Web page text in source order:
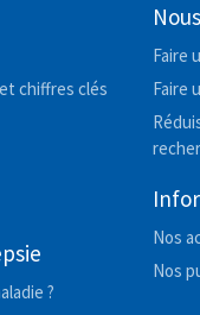
chiffres clés
?
Faire
Faire
Nos
Nos